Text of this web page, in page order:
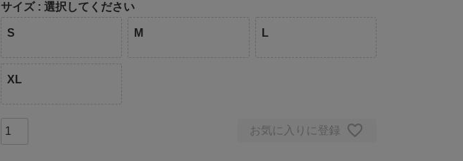
サイズ 選択してください
S M L
XL
お気に入りに登録